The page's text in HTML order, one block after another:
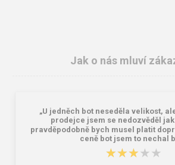
BEFADO 159M134 pánské pěnové
pantofle INBLU modré
210,00 Kč
BEFADO
Jak o nás mluví
„U jedněch bot neseděla velikost,
prodejce jsem se nedozvěděl
pravděpodobně bych musel platit
ceně bot jsem to nechal
★★★★★
★★★★★